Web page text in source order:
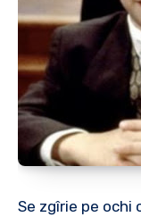
Se zgîrie pe ochi